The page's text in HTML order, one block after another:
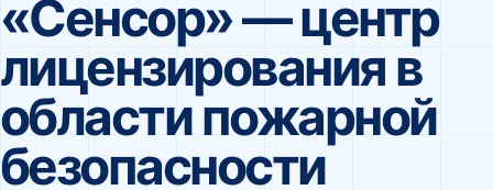
«Сенсор» — центр
лицензирования в
области пожарной
безопасности